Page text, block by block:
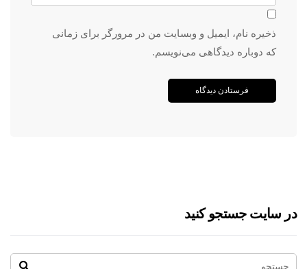
ذخیره نام، ایمیل و وبسایت من در مرورگر برای زمانی
که دوباره دیدگاهی می‌نویسم.
در سایت جستجو کنید